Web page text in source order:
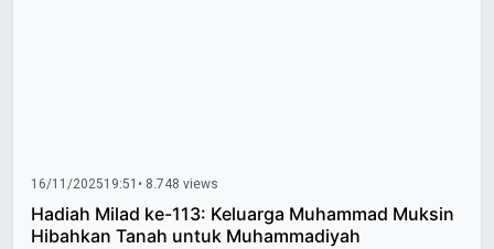
16/11/202519:51 • 8.748 views
Hadiah Milad ke-113: Keluarga Muhammad Muksin
Hibahkan Tanah untuk Muhammadiyah